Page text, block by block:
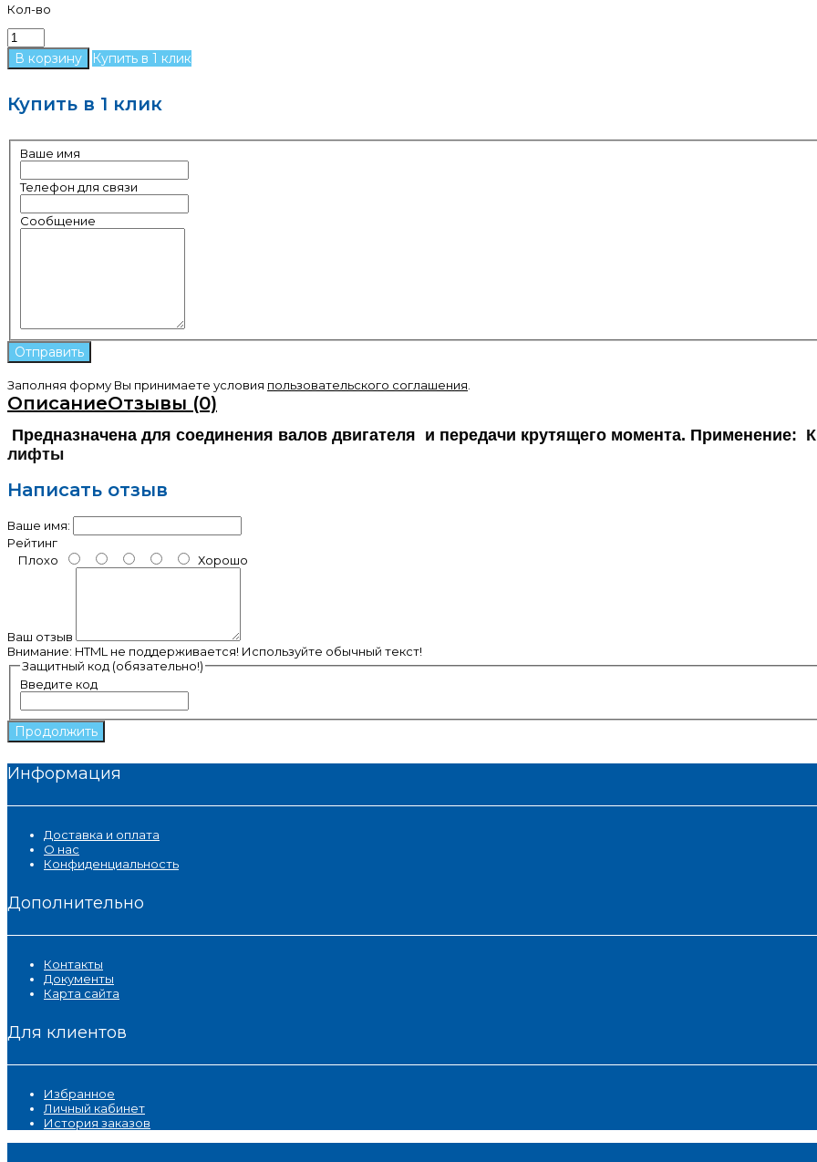
Кол-во
Купить в 1 клик
Купить в 1 клик
Ваше имя
Телефон для связи
Сообщение
Заполняя форму Вы принимаете условия пользовательского соглашения
ОписаниеОтзывы (0)
Предназначена для соединения валов двигателя и передачи крутящего момента. Применение:
лифты
Написать отзыв
Ваше имя:
Рейтинг
Плохо
Хорошо
Ваш отзыв
Внимание: HTML не поддерживается! Используйте обычный текст!
Защитный код (обязательно!)
Введите код
Продолжить
Информация
Доставка и оплата
О нас
Конфиденциальность
Дополнительно
Контакты
Документы
Карта сайта
Для клиентов
Избранное
Личный кабинет
История заказов